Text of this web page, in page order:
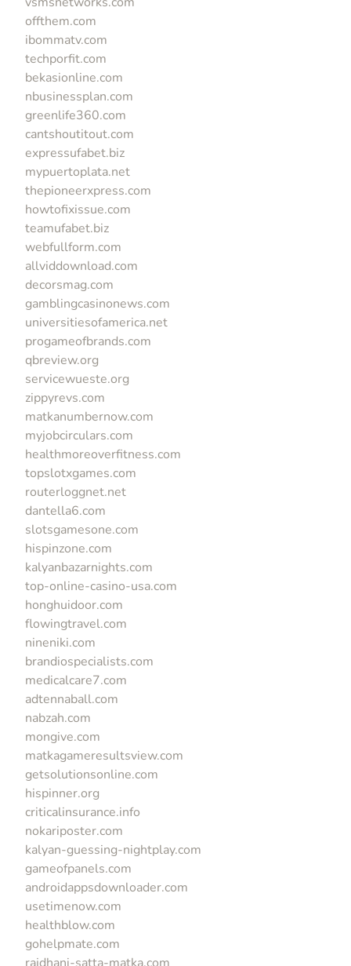
offthem.com
ibommatv.com
techporfit.com
bekasionline.com
nbusinessplan.com
greenlife360.com
cantshoutitout.com
expressufabet.biz
mypuertoplata.net
thepioneerxpress.com
howtofixissue.com
teamufabet.biz
webfullform.com
allviddownload.com
decorsmag.com
gamblingcasinonews.com
universitiesofamerica.net
progameofbrands.com
qbreview.org
servicewueste.org
zippyrevs.com
matkanumbernow.com
myjobcirculars.com
healthmoreoverfitness.com
topslotxgames.com
routerloggnet.net
dantella6.com
slotsgamesone.com
hispinzone.com
kalyanbazarnights.com
top-online-casino-usa.com
honghuidoor.com
flowingtravel.com
nineniki.com
brandiospecialists.com
medicalcare7.com
adtennaball.com
nabzah.com
mongive.com
matkagameresultsview.com
getsolutionsonline.com
hispinner.org
criticalinsurance.info
nokariposter.com
kalyan-guessing-nightplay.com
gameofpanels.com
androidappsdownloader.com
usetimenow.com
healthblow.com
gohelpmate.com
rajdhani-satta-matka.com